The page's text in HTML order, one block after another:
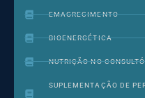
EMAGRECIMENTO
BIOENERGÉTICA
NUTRIÇÃO NO
SUPLEMENTAÇÃO DE